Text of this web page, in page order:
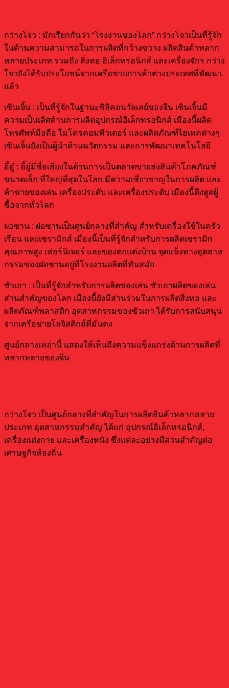
กว่างโจว : มักเรียกกันว่า “โรงงานของโลก” กว่างโจวเป็นที่รู้จัก
ในด้านความสามารถในการผลิตที่กว้างขวาง ผลิตสินค้าหลาก
หลายประเภท รวมถึง สิ่งทอ อิเล็กทรอนิกส์ และเครื่องจักร กว่าง
โจวยังได้รับประโยชน์จากเครือข่ายการค้าต่างประเทศที่พัฒนา
แล้ว
เซินเจิ้น : เป็นที่รู้จักในฐานะซิลิคอนวัลเลย์ของจีน เซินเจิ้นมี
ความเป็นเลิศด้านการผลิตอุปกรณ์อิเล็กทรอนิกส์ เมืองนี้ผลิต
โทรศัพท์มือถือ ไมโครคอมพิวเตอร์ และผลิตภัณฑ์ไฮเทคต่างๆ
เซินเจิ้นยังเป็นผู้นำด้านนวัตกรรม และการพัฒนาเทคโนโลยี
อี้อู๋ : อี้อู๋มีชื่อเสียงในด้านการเป็นตลาดขายส่งสินค้าโภคภัณฑ์
ขนาดเล็ก ที่ใหญ่ที่สุดในโลก มีความเชี่ยวชาญในการผลิต และ
ค้าขายของเล่น เครื่องประดับ และเครื่องประดับ เมืองนี้ดึงดูดผู้
ซื้อจากทั่วโลก
ฝอซาน : ฝอซานเป็นศูนย์กลางที่สำคัญ สำหรับเครื่องใช้ในครัว
เรือน และเซรามิกส์ เมืองนี้เป็นที่รู้จักสำหรับการผลิตเซรามิก
คุณภาพสูง เฟอร์นิเจอร์ และของตกแต่งบ้าน จุดแข็งทางอุตสาห
กรรมของฝอซานอยู่ที่โรงงานผลิตที่ทันสมัย
ซัวเถา : เป็นที่รู้จักสำหรับการผลิตของเล่น ซัวเถาผลิตของเล่น
ส่วนสำคัญของโลก เมืองนี้ยังมีส่วนร่วมในการผลิตสิ่งทอ และ
ผลิตภัณฑ์พลาสติก อุตสาหกรรมของซัวเถา ได้รับการสนับสนุน
จากเครือข่ายโลจิสติกส์ที่มั่นคง
ศูนย์กลางเหล่านี้ แสดงให้เห็นถึงความแข็งแกร่งด้านการผลิตที่
หลากหลายของจีน
กว่างโจว เป็นศูนย์กลางที่สำคัญในการผลิตสินค้าหลากหลาย
ประเภท อุตสาหกรรมสำคัญ ได้แก่ อุปกรณ์อิเล็กทรอนิกส์,
เครื่องแต่งกาย และเครื่องหนัง ซึ่งแต่ละอย่างมีส่วนสำคัญต่อ
เศรษฐกิจท้องถิ่น